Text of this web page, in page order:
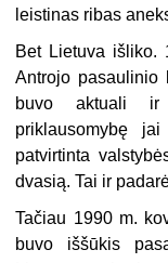
leistinas ribas
Bet Lietuva išliko.
Antrojo pasaulinio
buvo aktuali ir
priklausomybę
patvirtinta
dvasią. Tai ir
Tačiau 1990 m.
buvo iššūkis